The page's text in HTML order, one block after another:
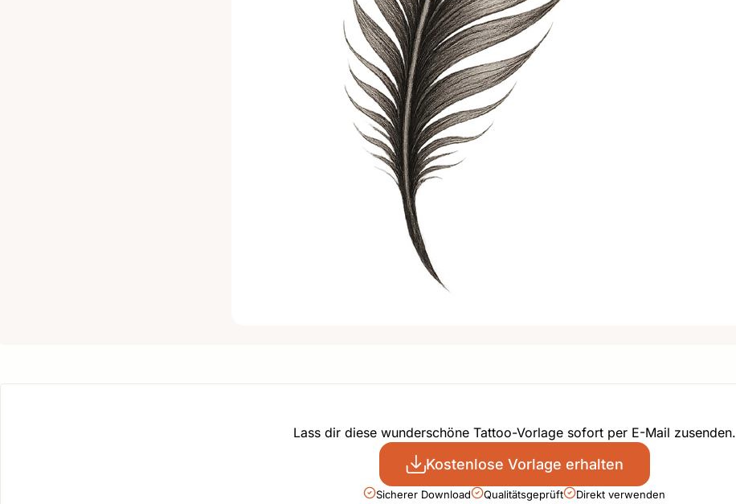
Lass dir diese wunderschöne Tattoo-Vorlage sofort per E-Mail zusenden.
Kostenlose Vorlage erhalten
Sicherer Download Qualitätsgeprüft Direkt verwenden